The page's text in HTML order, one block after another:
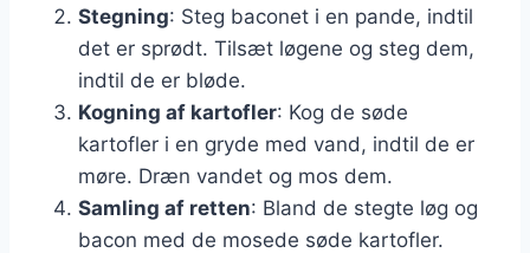
Stegning: Steg baconet i en pande, indtil
det er sprødt. Tilsæt løgene og steg dem,
indtil de er bløde.
Kogning af kartofler: Kog de søde
kartofler i en gryde med vand, indtil de er
møre. Dræn vandet og mos dem.
Samling af retten: Bland de stegte løg og
bacon med de mosede søde kartofler.